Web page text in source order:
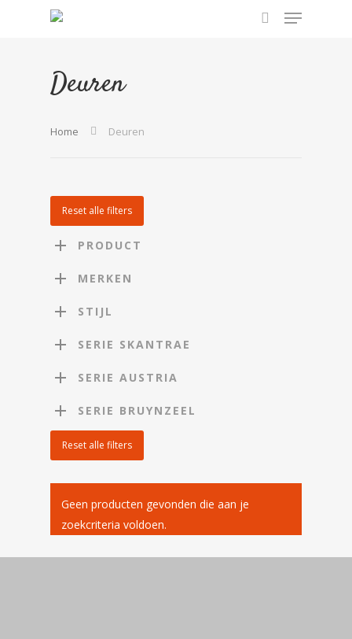
Deuren
Home Deuren
Reset alle filters
PRODUCT
MERKEN
STIJL
SERIE SKANTRAE
SERIE AUSTRIA
SERIE BRUYNZEEL
Reset alle filters
Geen producten gevonden die aan je
zoekcriteria voldoen.